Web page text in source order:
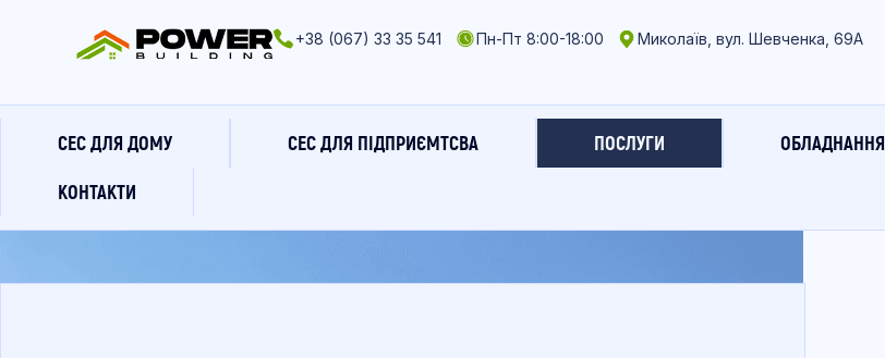
+38 (067) 33 35 541 Пн-Пт 8:00-18:00 Миколаїв, вул. Шевченка, 69А
СЕС ДЛЯ ДОМУ СЕС ДЛЯ ПІДПРИЄМТСВА ПОСЛУГИ ОБЛАДНАННЯ
КОНТАКТИ